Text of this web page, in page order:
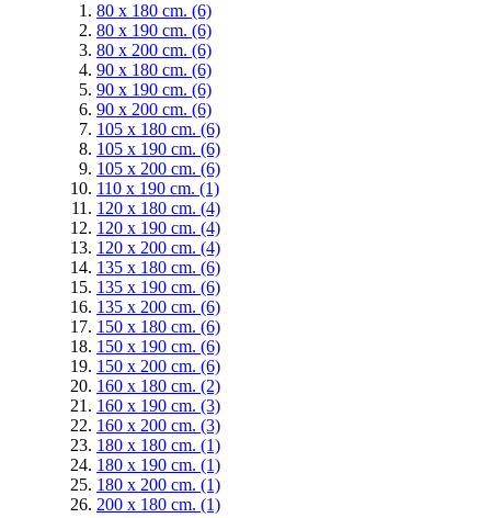
80 x 180 cm. (6)
80 x 190 cm. (6)
80 x 200 cm. (6)
90 x 180 cm. (6)
90 x 190 cm. (6)
90 x 200 cm. (6)
105 x 180 cm. (6)
105 x 190 cm. (6)
105 x 200 cm. (6)
110 x 190 cm. (1)
120 x 180 cm. (4)
120 x 190 cm. (4)
120 x 200 cm. (4)
135 x 180 cm. (6)
135 x 190 cm. (6)
135 x 200 cm. (6)
150 x 180 cm. (6)
150 x 190 cm. (6)
150 x 200 cm. (6)
160 x 180 cm. (2)
160 x 190 cm. (3)
160 x 200 cm. (3)
180 x 180 cm. (1)
180 x 190 cm. (1)
180 x 200 cm. (1)
200 x 180 cm. (1)